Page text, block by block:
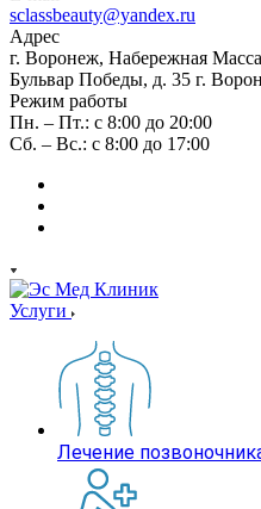
sclassbeauty@yandex.ru
Адрес
г. Воронеж, Набережная
Бульвар Победы, д. 35 г.
Режим работы
Пн. – Пт.: с 8:00 до 20:00
Сб. – Вс.: с 8:00 до 17:00
Услуги
Лечение